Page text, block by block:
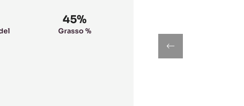
45%
Grasso %
previous